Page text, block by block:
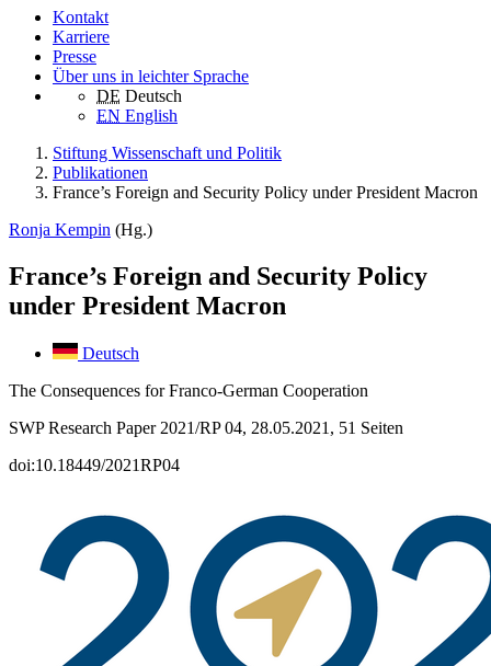
Kontakt
Karriere
Presse
Über uns in leichter Sprache
DE Deutsch
EN English
Stiftung Wissenschaft und Politik
Publikationen
France’s Foreign and Security Policy under President Macron
Ronja Kempin (Hg.)
France’s Foreign and Security Policy
under President Macron
Deutsch
The Consequences for Franco-German Cooperation
SWP Research Paper 2021/RP 04, 28.05.2021, 51 Seiten
doi:10.18449/2021RP04